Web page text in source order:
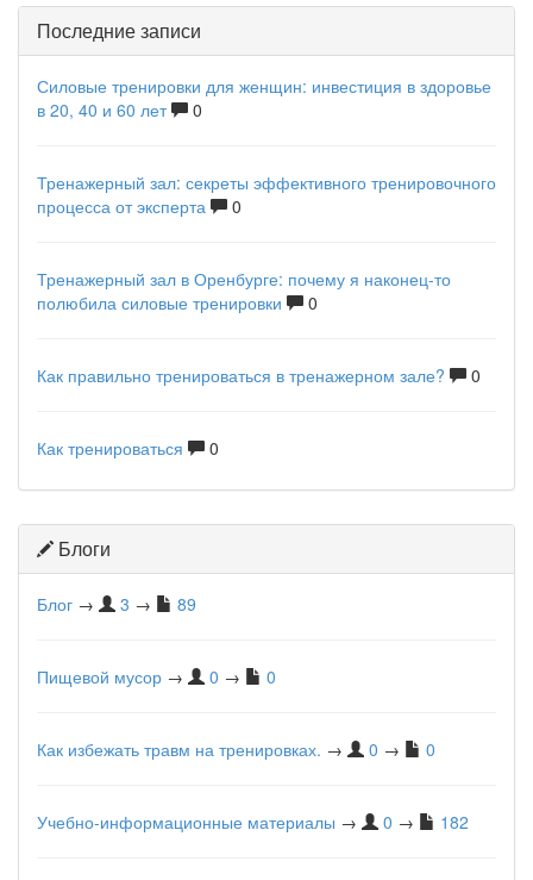
Последние записи
Силовые тренировки для женщин: инвестиция в здоровье
в 20, 40 и 60 лет
0
Тренажерный зал: секреты эффективного тренировочного
процесса от эксперта
0
Тренажерный зал в Оренбурге: почему я наконец-то
полюбила силовые тренировки
0
Как правильно тренироваться в тренажерном зале? 0
Как тренироваться 0
Блоги
Блог → 3 → 89
Пищевой мусор → 0 → 0
Как избежать травм на тренировках. → 0 → 0
Учебно-информационные материалы → 0 → 182